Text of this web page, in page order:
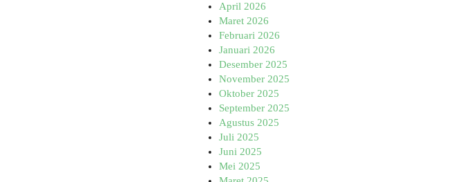
April 2026
Maret 2026
Februari 2026
Januari 2026
Desember 2025
November 2025
Oktober 2025
September 2025
Agustus 2025
Juli 2025
Juni 2025
Mei 2025